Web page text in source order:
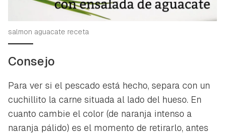
salmon aguacate receta
Consejo
Para ver si el pescado está hecho, separa con un
cuchillito la carne situada al lado del hueso. En
cuanto cambie el color (de naranja intenso a
naranja pálido) es el momento de retirarlo, antes